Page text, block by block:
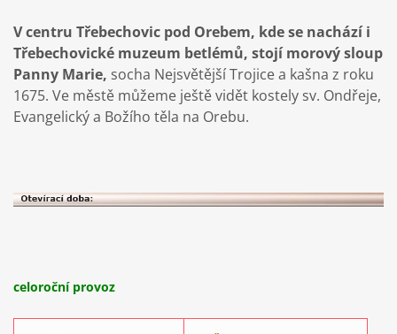
V centru Třebechovic pod Orebem, kde se nachází i
Třebechovické muzeum betlémů, stojí morový sloup
Panny Marie, socha Nejsvětější Trojice a kašna z roku
1675. Ve městě můžeme ještě vidět kostely sv. Ondřeje,
Evangelický a Božího těla na Orebu.
celoroční provoz